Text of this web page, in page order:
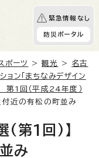
緊急情報なし
防災ポータル
ポーツ >観光 > 名古
ョン「まちなみデザイン
1回（平成24年度）
付近の有松の町並み
(第1回)】
み